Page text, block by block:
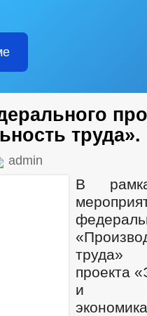
труда».
admin
В
труда»
проекта
и